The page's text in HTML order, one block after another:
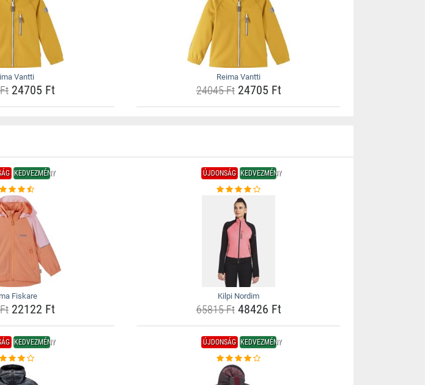
Vantti
24705 Ft
Reima Vantti
24045 Ft24705 Ft
KEDVEZMÉNY
Fiskare
22122 Ft
ÚJDONSÁG KEDVEZMÉNY
Kilpi Nordim
65815 Ft48426 Ft
KEDVEZMÉNY ÚJDONSÁG KEDVEZMÉNY